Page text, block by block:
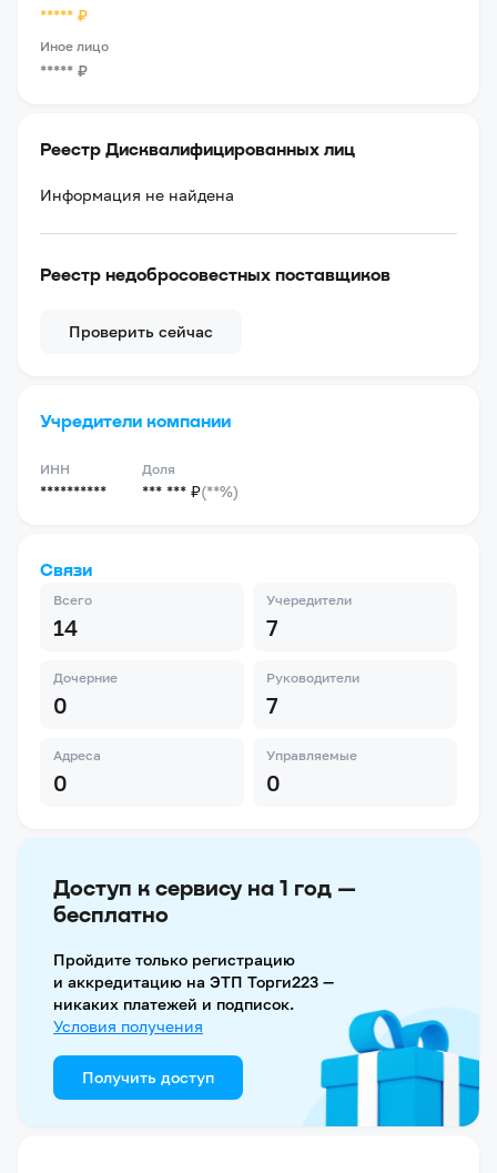
***** ₽
Иное лицо
***** ₽
Реестр Дисквалифицированных лиц
Информация не найдена
Реестр недобросовестных поставщиков
Проверить сейчас
Учредители компании
ИНН
**********
Доля
*** *** ₽(**%)
Связи
Всего
14
Учередители
7
Дочерние
0
Руководители
7
Адреса
0
Управляемые
0
Доступ к сервису на 1 год —
бесплатно
Пройдите только регистрацию
и аккредитацию на ЭТП Торги223 —
никаких платежей и подписок.
Условия получения
Получить доступ